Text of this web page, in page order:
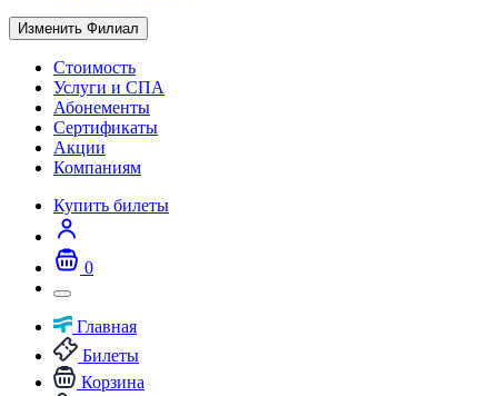
Изменить Филиал
Стоимость
Услуги и СПА
Абонементы
Сертификаты
Акции
Компаниям
Купить билеты
0
Главная
Билеты
Корзина